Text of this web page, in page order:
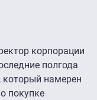
корпорации
полгода
который намерен
покупке